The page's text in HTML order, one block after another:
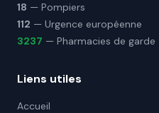
18 — Pompiers
112 — Urgence européenne
3237 — Pharmacies de garde
Liens utiles
Accueil